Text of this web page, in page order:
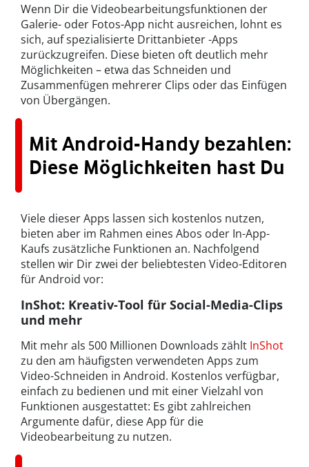
Wenn Dir die Videobearbeitungsfunktionen der
Galerie- oder Fotos-App nicht ausreichen, lohnt es
sich, auf spezialisierte Drittanbieter -Apps
zurückzugreifen. Diese bieten oft deutlich mehr
Möglichkeiten – etwa das Schneiden und
Zusammenfügen mehrerer Clips oder das Einfügen
von Übergängen.
Mit Android-Handy bezahlen:
Diese Möglichkeiten hast Du
Viele dieser Apps lassen sich kostenlos nutzen,
bieten aber im Rahmen eines Abos oder In-App-
Kaufs zusätzliche Funktionen an. Nachfolgend
stellen wir Dir zwei der beliebtesten Video-Editoren
für Android vor:
InShot: Kreativ-Tool für Social-Media-Clips
und mehr
Mit mehr als 500 Millionen Downloads zählt InShot
zu den am häufigsten verwendeten Apps zum
Video-Schneiden in Android. Kostenlos verfügbar,
einfach zu bedienen und mit einer Vielzahl von
Funktionen ausgestattet: Es gibt zahlreichen
Argumente dafür, diese App für die
Videobearbeitung zu nutzen.